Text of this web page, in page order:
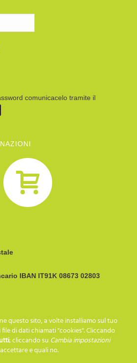
comunicacelo tramite il
IBAN
questo sito, a volte installiamo sul tuo
di dati chiamati "cookies". Cliccando
; cliccando su Cambia impostazioni
e quali no.